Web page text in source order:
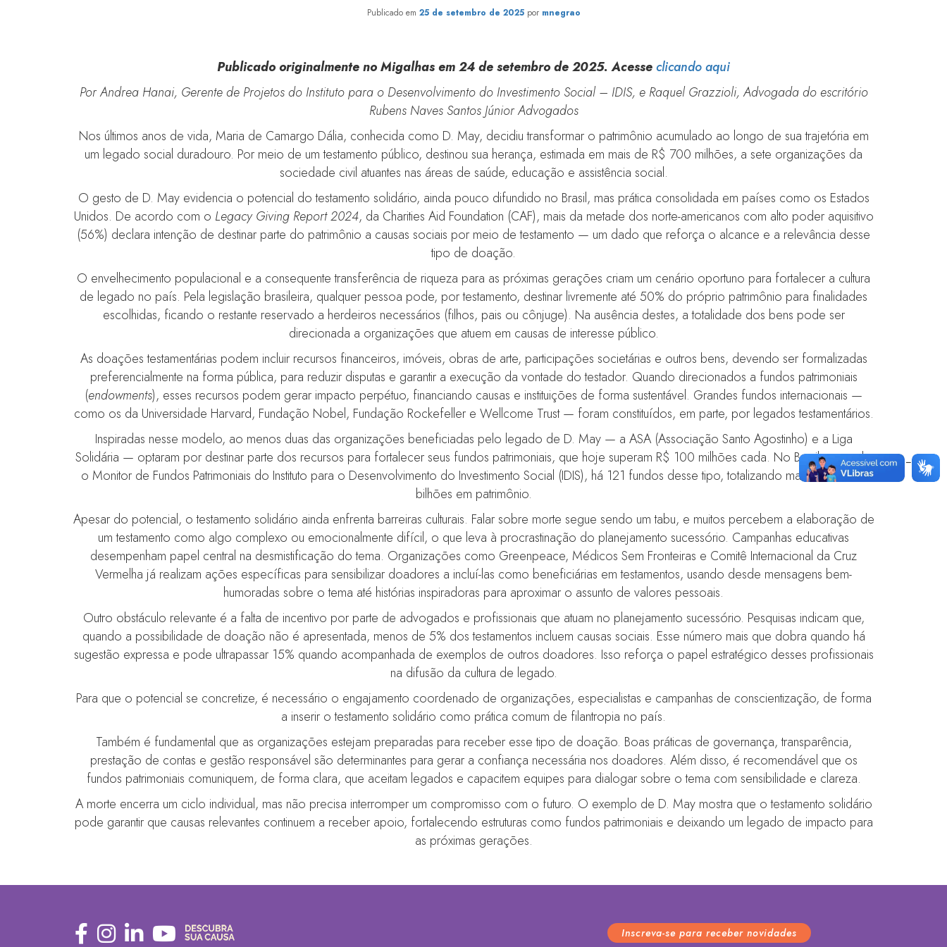
Publicado em 25 de setembro de 2025 por mnegrao
Publicado originalmente no Migalhas em 24 de setembro de 2025. Acesseclicando aqui
Por Andrea Hanai, Gerente de Projetos do Instituto para o Desenvolvimento do Investimento Social – IDIS, e Raquel Grazzioli, Advogada do escritório
Rubens Naves Santos Júnior Advogados
Nos últimos anos de vida, Maria de Camargo Dália, conhecida como D. May, decidiu transformar o patrimônio acumulado ao longo de sua trajetória em
um legado social duradouro. Por meio de um testamento público, destinou sua herança, estimada em mais de R$ 700 milhões, a sete organizações da
sociedade civil atuantes nas áreas de saúde, educação e assistência social.
O gesto de D. May evidencia o potencial do testamento solidário, ainda pouco difundido no Brasil, mas prática consolidada em países como os Estados
Unidos. De acordo com o Legacy Giving Report 2024, da Charities Aid Foundation (CAF), mais da metade dos norte-americanos com alto poder aquisitivo
(56%) declara intenção de destinar parte do patrimônio a causas sociais por meio de testamento — um dado que reforça o alcance e a relevância desse
tipo de doação.
O envelhecimento populacional e a consequente transferência de riqueza para as próximas gerações criam um cenário oportuno para fortalecer a cultura
de legado no país. Pela legislação brasileira, qualquer pessoa pode, por testamento, destinar livremente até 50% do próprio patrimônio para finalidades
escolhidas, ficando o restante reservado a herdeiros necessários (filhos, pais ou cônjuge). Na ausência destes, a totalidade dos bens pode ser
direcionada a organizações que atuem em causas de interesse público.
As doações testamentárias podem incluir recursos financeiros, imóveis, obras de arte, participações societárias e outros bens, devendo ser formalizadas
preferencialmente na forma pública, para reduzir disputas e garantir a execução da vontade do testador. Quando direcionados a fundos patrimoniais
(endowments), esses recursos podem gerar impacto perpétuo, financiando causas e instituições de forma sustentável. Grandes fundos internacionais —
como os da Universidade Harvard, Fundação Nobel, Fundação Rockefeller e Wellcome Trust — foram constituídos, em parte, por legados testamentários.
Inspiradas nesse modelo, ao menos duas das organizações beneficiadas pelo legado de D. May — a ASA (Associação Santo Agostinho) e a Liga
Solidária — optaram por destinar parte dos recursos para fortalecer seus fundos patrimoniais, que hoje superam R$ 100 milhões cada. No Brasil, segundo
o Monitor de Fundos Patrimoniais do Instituto para o Desenvolvimento do Investimento Social (IDIS), há 121 fundos desse tipo, totalizando mais de R$ 137
bilhões em patrimônio.
Apesar do potencial, o testamento solidário ainda enfrenta barreiras culturais. Falar sobre morte segue sendo um tabu, e muitos percebem a elaboração de
um testamento como algo complexo ou emocionalmente difícil, o que leva à procrastinação do planejamento sucessório. Campanhas educativas
desempenham papel central na desmistificação do tema. Organizações como Greenpeace, Médicos Sem Fronteiras e Comitê Internacional da Cruz
Vermelha já realizam ações específicas para sensibilizar doadores a incluí-las como beneficiárias em testamentos, usando desde mensagens bem-
humoradas sobre o tema até histórias inspiradoras para aproximar o assunto de valores pessoais.
Outro obstáculo relevante é a falta de incentivo por parte de advogados e profissionais que atuam no planejamento sucessório. Pesquisas indicam que,
quando a possibilidade de doação não é apresentada, menos de 5% dos testamentos incluem causas sociais. Esse número mais que dobra quando há
sugestão expressa e pode ultrapassar 15% quando acompanhada de exemplos de outros doadores. Isso reforça o papel estratégico desses profissionais
na difusão da cultura de legado.
Para que o potencial se concretize, é necessário o engajamento coordenado de organizações, especialistas e campanhas de conscientização, de forma
a inserir o testamento solidário como prática comum de filantropia no país.
Também é fundamental que as organizações estejam preparadas para receber esse tipo de doação. Boas práticas de governança, transparência,
prestação de contas e gestão responsável são determinantes para gerar a confiança necessária nos doadores. Além disso, é recomendável que os
fundos patrimoniais comuniquem, de forma clara, que aceitam legados e capacitem equipes para dialogar sobre o tema com sensibilidade e clareza.
A morte encerra um ciclo individual, mas não precisa interromper um compromisso com o futuro. O exemplo de D. May mostra que o testamento solidário
pode garantir que causas relevantes continuem a receber apoio, fortalecendo estruturas como fundos patrimoniais e deixando um legado de impacto para
as próximas gerações.
Inscreva-se para receber novidades